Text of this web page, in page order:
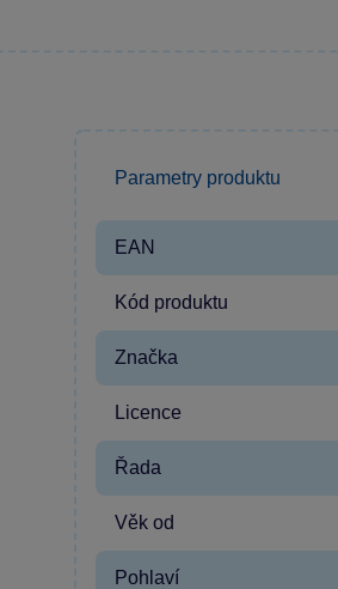
Parametry produktu
EAN
Kód produktu
Značka
Licence
Řada
Věk od
Pohlaví